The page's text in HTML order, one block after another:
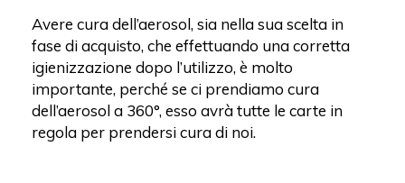
Avere cura dell’aerosol, sia nella sua scelta in
fase di acquisto, che effettuando una corretta
igienizzazione dopo l’utilizzo, è molto
importante, perché se ci prendiamo cura
dell’aerosol a 360°, esso avrà tutte le carte in
regola per prendersi cura di noi.